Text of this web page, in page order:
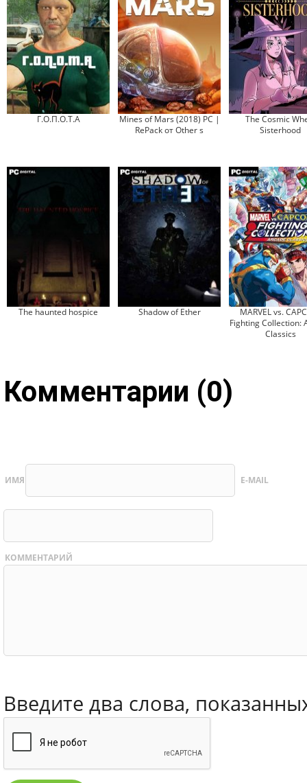
Г.О.П.О.Т.А
Mines of Mars (2018) PC |
RePack от Other s
The Cosmic
Sisterhood
The haunted hospice Shadow of Ether
MARVEL vs.
Fighting Collection:
Classics
Комментарии (0)
ИМЯ E-MAIL
КОММЕНТАРИЙ
Введите два слова,